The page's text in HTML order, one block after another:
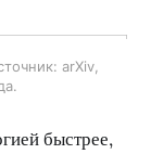
arXiv,
быстрее,